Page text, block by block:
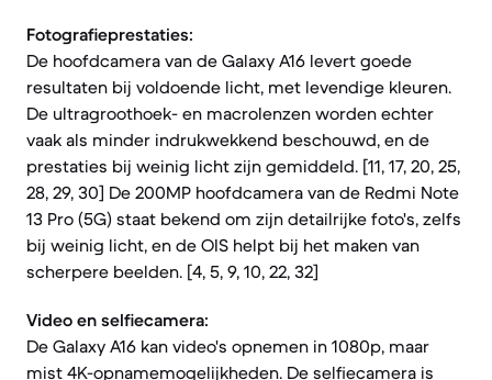
Fotografieprestaties:
De hoofdcamera van de Galaxy A16 levert goede
resultaten bij voldoende licht, met levendige kleuren.
De ultragroothoek- en macrolenzen worden echter
vaak als minder indrukwekkend beschouwd, en de
prestaties bij weinig licht zijn gemiddeld. [11, 17, 20, 25,
28, 29, 30] De 200MP hoofdcamera van de Redmi Note
13 Pro (5G) staat bekend om zijn detailrijke foto's, zelfs
bij weinig licht, en de OIS helpt bij het maken van
scherpere beelden. [4, 5, 9, 10, 22, 32]
Video en selfiecamera:
De Galaxy A16 kan video's opnemen in 1080p, maar
mist 4K-opnamemogelijkheden. De selfiecamera is